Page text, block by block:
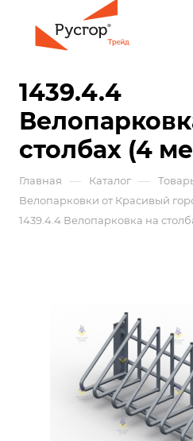
1439.4.4
столбах (4
Главная — Каталог —
Велопарковки от Красивый
1439.4.4 Велопарковка на